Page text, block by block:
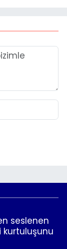
seslenen
kurtuluşunu